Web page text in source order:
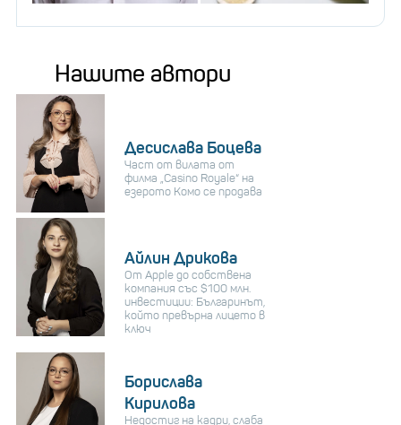
Нашите автори
Десислава Боцева
Част от вилата от
филма „Casino Royale“ на
езерото Комо се продава
Айлин Дрикова
От Apple до собствена
компания със $100 млн.
инвестиции: Българинът,
който превърна лицето в
ключ
Борислава
Кирилова
Недостиг на кадри, слаба